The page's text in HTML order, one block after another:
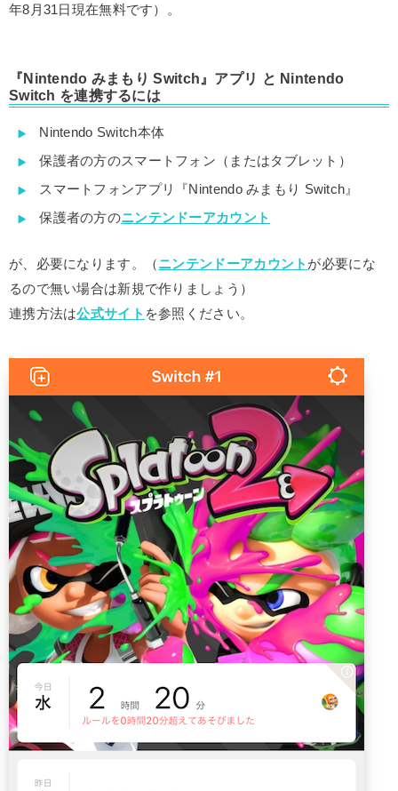
年8月31日現在無料です）。
『Nintendo みまもり Switch』アプリ と Nintendo
Switch を連携するには
Nintendo Switch本体
保護者の方のスマートフォン（またはタブレット）
スマートフォンアプリ『Nintendo みまもり Switch』
保護者の方のニンテンドーアカウント
が、必要になります。（ニンテンドーアカウント が必要にな
るので無い場合は新規で作りましょう）
連携方法は公式サイト を参照ください。